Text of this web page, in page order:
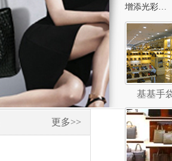
增添光彩…
基基手
更多>>